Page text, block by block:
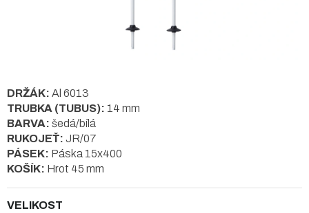
VELIKOST
DRŽÁK: Al 6013
TRUBKA (TUBUS): 14 mm
BARVA: šedá/bílá
RUKOJEŤ: JR/07
PÁSEK: Páska 15x400
KOŠÍK: Hrot 45 mm